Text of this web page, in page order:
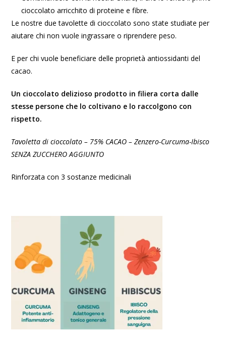
cioccolato arricchito di proteine e fibre.
Le nostre due tavolette di cioccolato sono state studiate per
aiutare chi non vuole ingrassare o riprendere peso.
E per chi vuole beneficiare delle proprietà antiossidanti del
cacao.
Un cioccolato delizioso prodotto in filiera corta dalle
stesse persone che lo coltivano e lo raccolgono con
rispetto.
Tavoletta di cioccolato – 75% CACAO – Zenzero-Curcuma-Ibisco
SENZA ZUCCHERO AGGIUNTO
Rinforzata con 3 sostanze medicinali